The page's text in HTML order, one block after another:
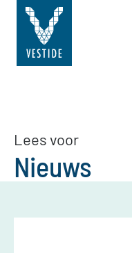
Lees voor
Nieuws